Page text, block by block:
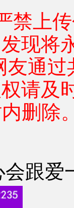
禁上
现将
友通
请及
删除
跟爱